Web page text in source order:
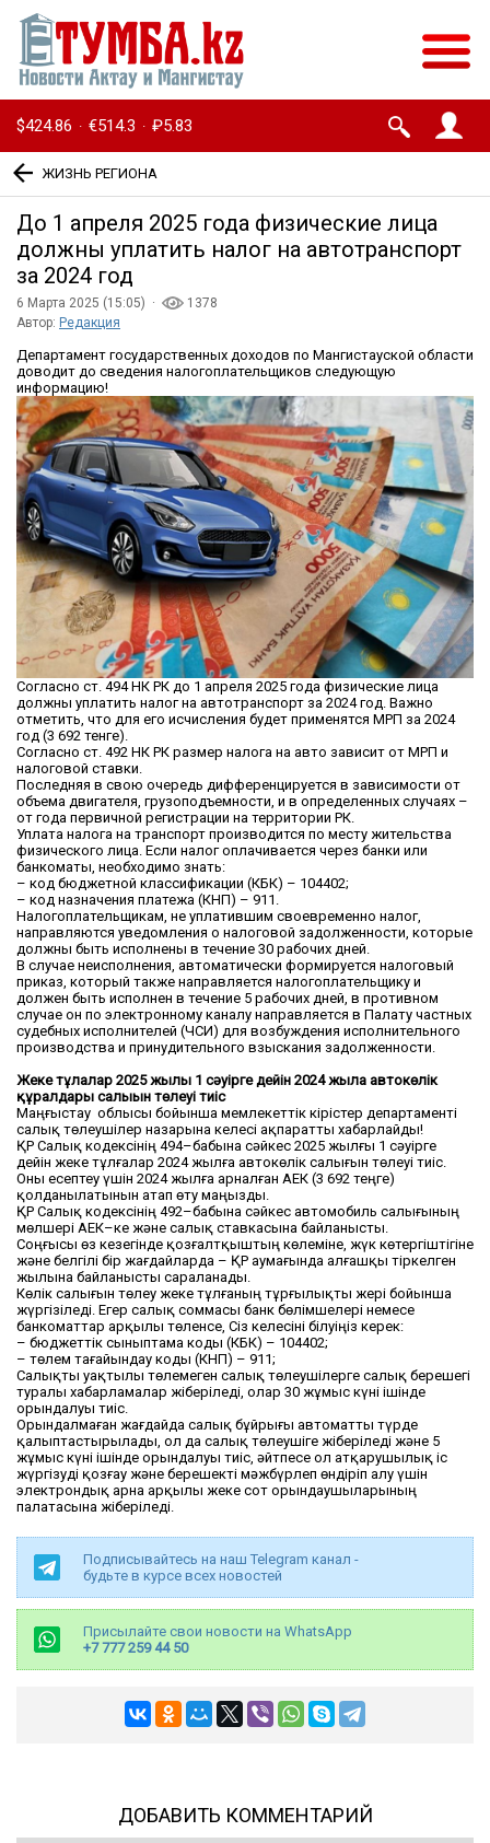
$424.86 · €514.3 · ₽5.83
ЖИЗНЬ РЕГИОНА
До 1 апреля 2025 года физические лица
должны уплатить налог на автотранспорт
за 2024 год
6 Марта 2025 (15:05) ·
1378
Автор: Редакция
Департамент государственных доходов по Мангистауской области
доводит до сведения налогоплательщиков следующую
информацию!
Согласно ст. 494 НК РК до 1 апреля 2025 года физические лица
должны уплатить налог на автотранспорт за 2024 год. Важно
отметить, что для его исчисления будет применятся МРП за 2024
год (3 692 тенге).
Согласно ст. 492 НК РК размер налога на авто зависит от МРП и
налоговой ставки.
Последняя в свою очередь дифференцируется в зависимости от
объема двигателя, грузоподъемности, и в определенных случаях –
от года первичной регистрации на территории РК.
Уплата налога на транспорт производится по месту жительства
физического лица. Если налог оплачивается через банки или
банкоматы, необходимо знать:
– код бюджетной классификации (КБК) – 104402;
– код назначения платежа (КНП) – 911.
Налогоплательщикам, не уплатившим своевременно налог,
направляются уведомления о налоговой задолженности, которые
должны быть исполнены в течение 30 рабочих дней.
В случае неисполнения, автоматически формируется налоговый
приказ, который также направляется налогоплательщику и
должен быть исполнен в течение 5 рабочих дней, в противном
случае он по электронному каналу направляется в Палату частных
судебных исполнителей (ЧСИ) для возбуждения исполнительного
производства и принудительного взыскания задолженности.
Жеке тұлғалар 2025 жылғы 1 сәуірге дейін 2024 жылға автокөлік
құралдары салығын төлеуі тиіс
Маңғыстау облысы бойынша мемлекеттік кірістер департаменті
салық төлеушілер назарына келесі ақпаратты хабарлайды!
ҚР Салық кодексінің 494–бабына сәйкес 2025 жылғы 1 сәуірге
дейін жеке тұлғалар 2024 жылға автокөлік салығын төлеуі тиіс.
Оны есептеу үшін 2024 жылға арналған АЕК (3 692 теңге)
қолданылатынын атап өту маңызды.
ҚР Салық кодексінің 492–бабына сәйкес автомобиль салығының
мөлшері АЕК–ке және салық ставкасына байланысты.
Соңғысы өз кезегінде қозғалтқыштың көлеміне, жүк көтергіштігіне
және белгілі бір жағдайларда – ҚР аумағында алғашқы тіркелген
жылына байланысты сараланады.
Көлік салығын төлеу жеке тұлғаның тұрғылықты жері бойынша
жүргізіледі. Егер салық соммасы банк бөлімшелері немесе
банкоматтар арқылы төленсе, Сіз келесіні білуіңіз керек:
– бюджеттік сыныптама коды (КБК) – 104402;
– төлем тағайындау коды (КНП) – 911;
Салықты уақтылы төлемеген салық төлеушілерге салық берешегі
туралы хабарламалар жіберіледі, олар 30 жұмыс күні ішінде
орындалуы тиіс.
Орындалмаған жағдайда салық бұйрығы автоматты түрде
қалыптастырылады, ол да салық төлеушіге жіберіледі және 5
жұмыс күні ішінде орындалуы тиіс, әйтпесе ол атқарушылық іс
жүргізуді қозғау және берешекті мәжбүрлеп өндіріп алу үшін
электрондық арна арқылы жеке сот орындаушыларының
палатасына жіберіледі.
Подписывайтесь на наш Telegram канал -
будьте в курсе всех новостей
Присылайте свои новости на WhatsApp
+7 777 259 44 50
ДОБАВИТЬ КОММЕНТАРИЙ